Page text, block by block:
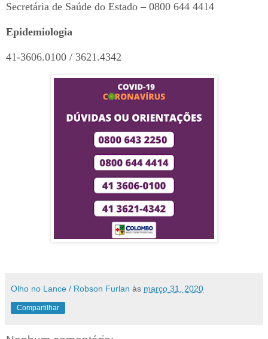
Secretária de Saúde do Estado – 0800 644 4414
Epidemiologia
41-3606.0100 / 3621.4342
Olho no Lance / Robson Furlan às março 31, 2020
Compartilhar